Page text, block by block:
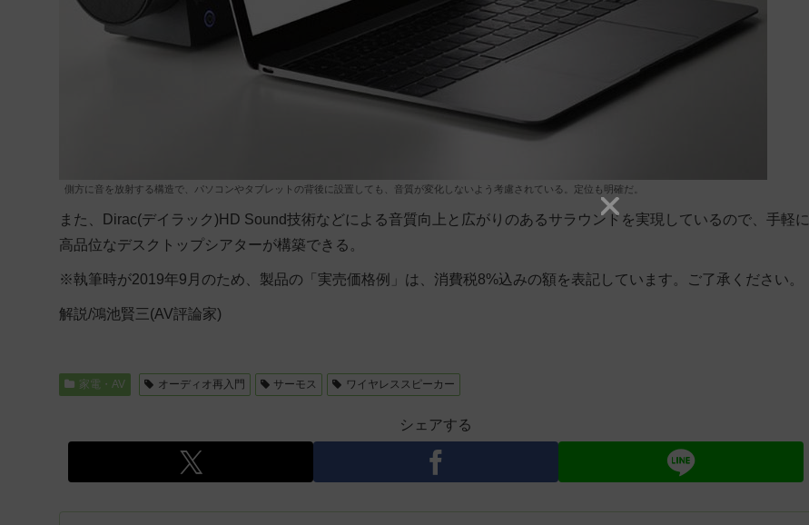
側方に音を放射する構造で、パソコンやタブレットの背後に設置しても、音質が変化しないよう考慮されている。定位も明確だ。
また、Dirac(デイラック)HD Sound技術などによる音質向上と広がりのあるサラウンドを実現しているので、手軽に
高品位なデスクトップシアターが構築できる。
※執筆時が2019年9月のため、製品の「実売価格例」は、消費税8%込みの額を表記しています。ご了承ください。
解説/鴻池賢三(AV評論家)
家電・AV オーディオ再入門 サーモス ワイヤレススピーカー
シェアする